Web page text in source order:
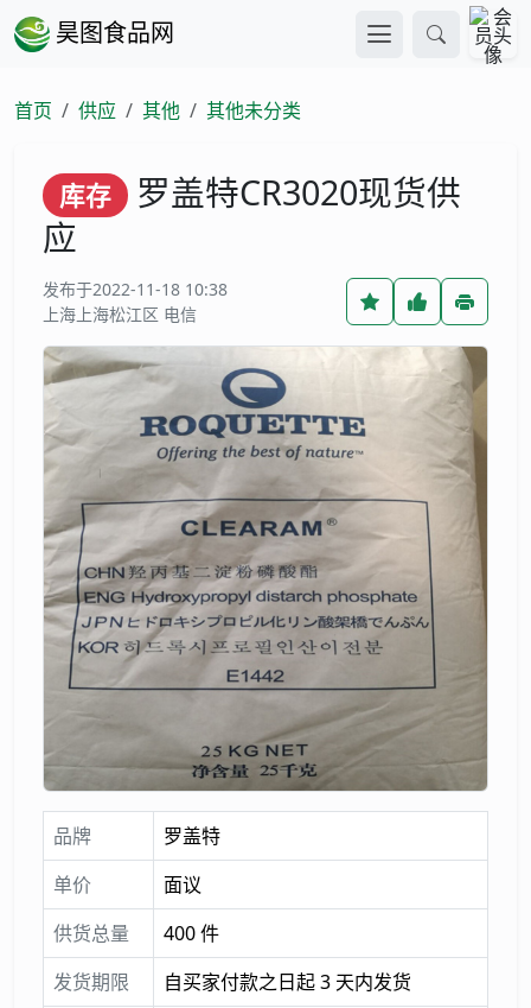
昊图食品网
首页 供应 其他 其他未分类
库存
罗盖特CR3020现货供
应
发布于2022-11-18 10:38
上海上海松江区 电信
品牌
罗盖特
单价
面议
供货总量
400 件
发货期限
自买家付款之日起 3 天内发货